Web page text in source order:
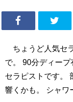
ちょうど人気セ
で。 90分ディー
セラピストです。
響くかも。 シャワ